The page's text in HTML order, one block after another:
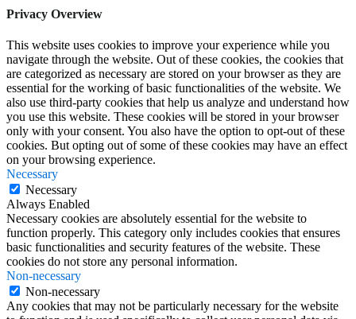
Privacy Overview
This website uses cookies to improve your experience while you
navigate through the website. Out of these cookies, the cookies that
are categorized as necessary are stored on your browser as they are
essential for the working of basic functionalities of the website. We
also use third-party cookies that help us analyze and understand how
you use this website. These cookies will be stored in your browser
only with your consent. You also have the option to opt-out of these
cookies. But opting out of some of these cookies may have an effect
on your browsing experience.
Necessary
Necessary
Always Enabled
Necessary cookies are absolutely essential for the website to
function properly. This category only includes cookies that ensures
basic functionalities and security features of the website. These
cookies do not store any personal information.
Non-necessary
Non-necessary
Any cookies that may not be particularly necessary for the website